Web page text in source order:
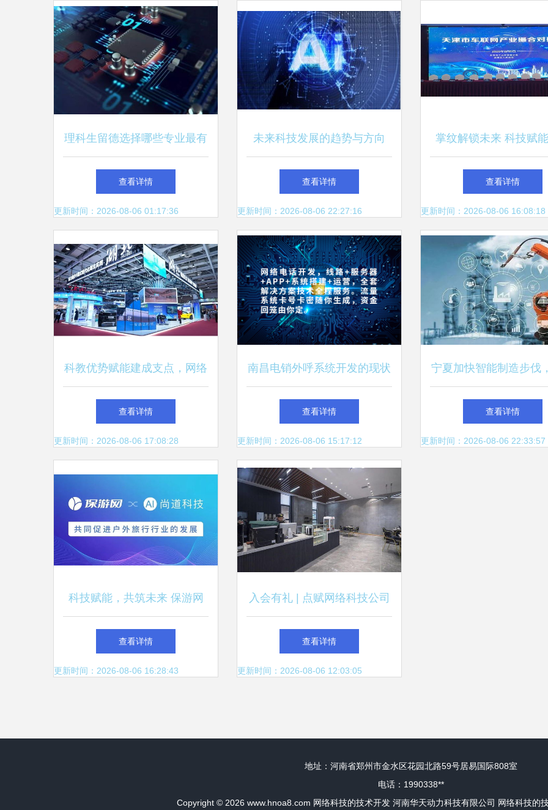
理科生留德选择哪些专业最有
发展前景 聚焦网络科技的技
术开发
查看详情
更新时间：2026-08-06 01:17:36
未来科技发展的趋势与方向
网络技术开发的前景展望
查看详情
更新时间：2026-08-06 22:27:16
掌纹解锁未来 科技赋
出行，重塑车联网新
查看详情
更新时间：2026-08-06 16:08:18
科教优势赋能建成支点，网络
科技添翼荆楚跃升中博会
查看详情
更新时间：2026-08-06 17:08:28
南昌电销外呼系统开发的现状
与行业智慧 河南爱聊科技及
咸宁网技术的启示
查看详情
更新时间：2026-08-06 15:17:12
宁夏加快智能制造步伐
科技赋能产业升级
查看详情
更新时间：2026-08-06 22:33:57
科技赋能，共筑未来 保游网
与尚道科技战略合作引领户外
旅行新篇章
查看详情
更新时间：2026-08-06 16:28:43
入会有礼 | 点赋网络科技公司
开业，技术开发助力荆州海洋
世界电商产业园腾飞
查看详情
更新时间：2026-08-06 12:03:05
地址：河南省郑州市金水区花园北路59号居易国际808室
电话：1990338**
Copyright © 2026 www.hnoa8.com 网络科技的技术开发 河南华天动力科技有限公司 网络科技的